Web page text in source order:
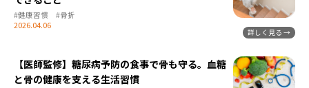
2026.04.06
#健康習慣 #骨折
【医師監修】糖尿病予防の食事で骨も守る。血糖
と骨の健康を支える生活習慣